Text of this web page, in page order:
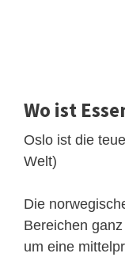
Wo ist
Oslo ist die
Welt)
Die
Bereichen
um eine